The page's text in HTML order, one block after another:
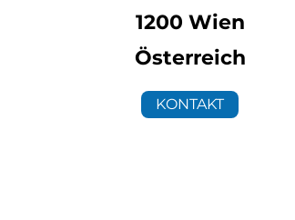
1200 Wien
Österreich
KONTAKT